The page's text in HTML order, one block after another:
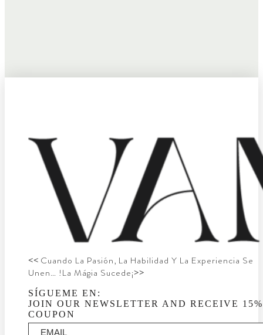
<< Cuando La Pasión, La Habilidad Y La Experiencia Se
Unen… !La Mágia Sucede¡>>
SÍGUEME EN:
JOIN OUR NEWSLETTER AND RECEIVE 15%
COUPON